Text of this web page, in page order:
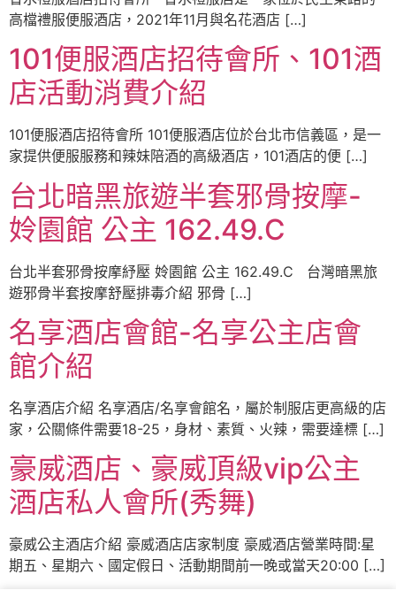
高檔禮服便服酒店，2021年11月與名花酒店 […]
101便服酒店招待會所、101酒
店活動消費介紹
101便服酒店招待會所 101便服酒店位於台北市信義區，是一
家提供便服服務和辣妹陪酒的高級酒店，101酒店的便 […]
台北暗黑旅遊半套邪骨按摩-
姈園館 公主 162.49.C
台北半套邪骨按摩紓壓 姈園館 公主 162.49.C 台灣暗黑旅
遊邪骨半套按摩舒壓排毒介紹 邪骨 […]
名享酒店會館-名享公主店會
館介紹
名享酒店介紹 名享酒店/名享會館名，屬於制服店更高級的店
家，公關條件需要18-25，身材、素質、火辣，需要達標 […]
豪威酒店、豪威頂級vip公主
酒店私人會所(秀舞)
豪威公主酒店介紹 豪威酒店店家制度 豪威酒店營業時間:星
期五、星期六、國定假日、活動期間前一晚或當天20:00 […]